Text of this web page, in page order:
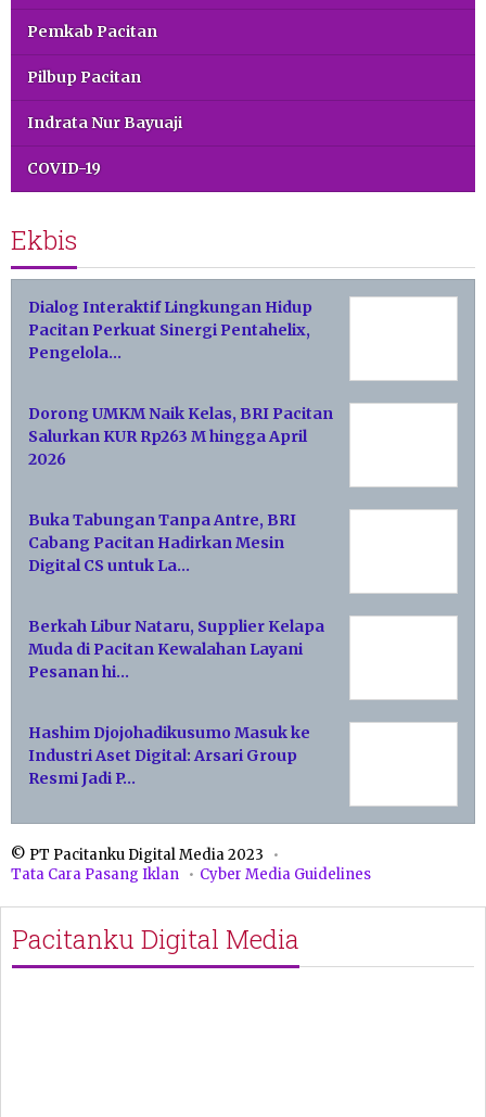
Pemkab Pacitan
Pilbup Pacitan
Indrata Nur Bayuaji
COVID-19
Ekbis
Dialog Interaktif Lingkungan Hidup
Pacitan Perkuat Sinergi Pentahelix,
Pengelola…
Dorong UMKM Naik Kelas, BRI Pacitan
Salurkan KUR Rp263 M hingga April
2026
Buka Tabungan Tanpa Antre, BRI
Cabang Pacitan Hadirkan Mesin
Digital CS untuk La…
Berkah Libur Nataru, Supplier Kelapa
Muda di Pacitan Kewalahan Layani
Pesanan hi…
Hashim Djojohadikusumo Masuk ke
Industri Aset Digital: Arsari Group
Resmi Jadi P…
© PT Pacitanku Digital Media 2023
Tata Cara Pasang Iklan
Cyber Media Guidelines
Pacitanku Digital Media